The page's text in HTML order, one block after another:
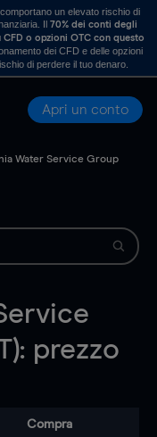
un elevato rischio di
Il70% dei conti degli
o opzioni OTC con questo
dei CFD e delle opzioni
di perdere il tuo denaro.
Apri un conto
Water Service Group
prezzo
Compra